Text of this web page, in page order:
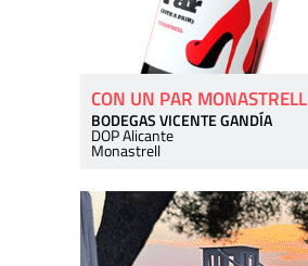
CON UN PAR MONASTRELL
BODEGAS VICENTE GANDÍA
DOP Alicante
Monastrell